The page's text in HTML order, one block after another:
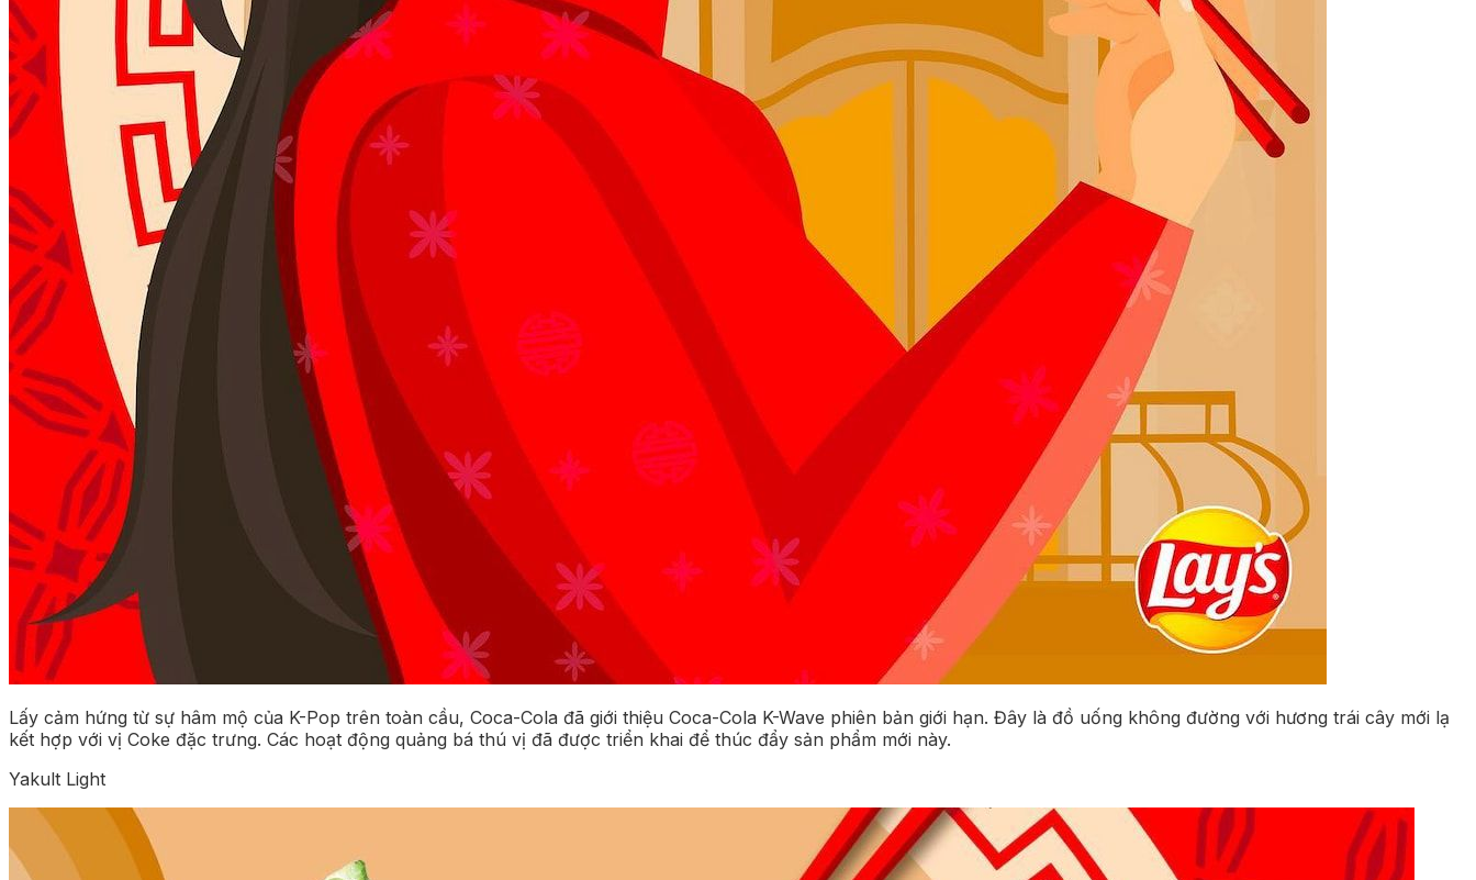
Lấy cảm hứng từ sự hâm mộ của K-Pop trên toàn cầu, Coca-Cola đã giới thiệu Coca-Cola K-Wave phiên bản giới hạn. Đây là đồ uống không đường với hương trái cây mới lạ
kết hợp với vị Coke đặc trưng. Các hoạt động quảng bá thú vị đã được triển khai để thúc đẩy sản phẩm mới này.
Yakult Light